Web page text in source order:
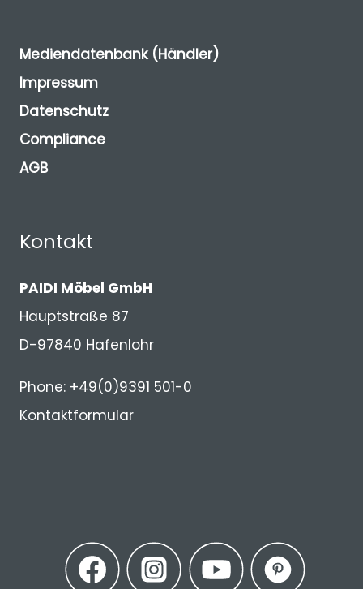
Mediendatenbank (Händler)
Impressum
Datenschutz
Compliance
AGB
Kontakt
PAIDI Möbel GmbH
Hauptstraße 87
D-97840 Hafenlohr
Phone: +49(0)9391 501-0
Kontaktformular